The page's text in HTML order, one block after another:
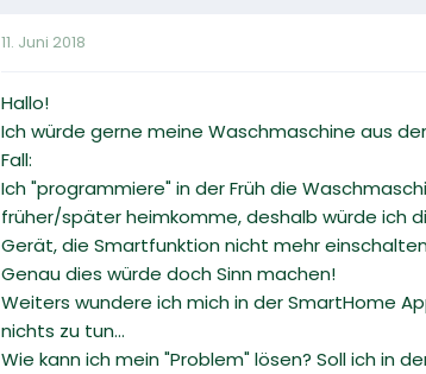
11. Juni 2018
Hallo!
Ich würde gerne meine Waschmaschine aus
Fall:
Ich "programmiere" in der Früh die
früher/später heimkomme, deshalb würde ich
Gerät, die Smartfunktion nicht mehr
Genau dies würde doch Sinn machen!
Weiters wundere ich mich in der SmartHome
nichts zu tun...
Wie kann ich mein "Problem" lösen? Soll ich in